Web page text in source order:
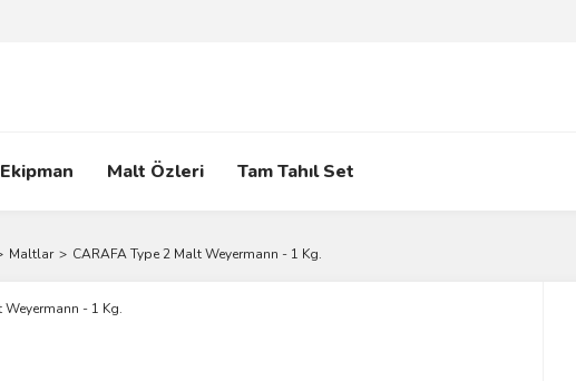
Ekipman Malt Özleri Tam Tahıl Set
Maltlar CARAFA Type 2 Malt Weyermann - 1 Kg.